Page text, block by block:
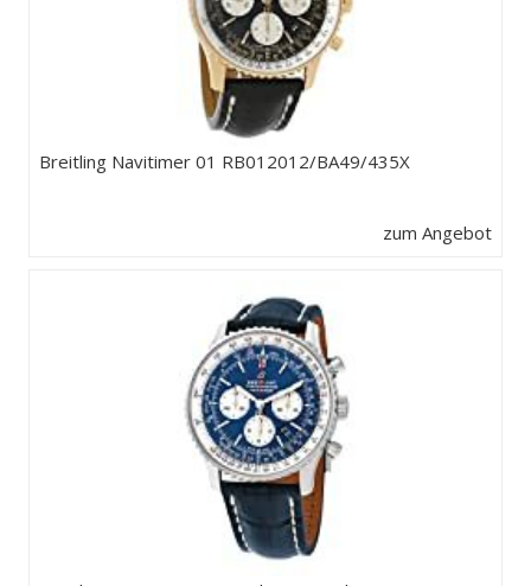
Breitling Navitimer 01 RB012012/BA49/435X
zum Angebot